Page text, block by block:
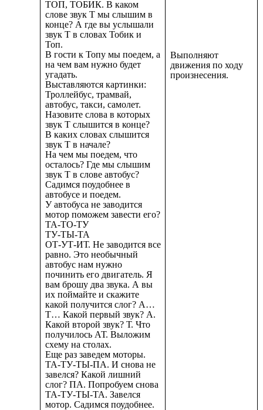
ТОП, ТОБИК. В каком
слове звук Т мы слышим в
конце? А где вы услышали
звук Т в словах Тобик и
Топ.
В гости к Топу мы поедем, а
на чем вам нужно будет
угадать.
Выставляются картинки:
Троллейбус, трамвай,
автобус, такси, самолет.
Назовите слова в которых
звук Т слышится в конце?
В каких словах слышится
звук Т в начале?
На чем мы поедем, что
осталось? Где мы слышим
звук Т в слове автобус?
Садимся поудобнее в
автобусе и поедем.
У автобуса не заводится
мотор поможем завести его?
ТА-ТО-ТУ
ТУ-ТЫ-ТА
ОТ-УТ-ИТ. Не заводится все
равно. Это необычный
автобус нам нужно
починить его двигатель. Я
вам брошу два звука. А вы
их поймайте и скажите
какой получится слог? А…
Т… Какой первый звук? А.
Какой второй звук? Т. Что
получилось АТ. Выложим
схему на столах.
Еще раз заведем моторы.
ТА-ТУ-ТЫ-ПА. И снова не
завелся? Какой лишний
слог? ПА. Попробуем снова
ТА-ТУ-ТЫ-ТА. Завелся
мотор. Садимся поудобнее.
Выполняют
движения по ходу
произнесения.